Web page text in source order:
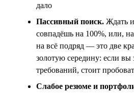
дало
Пассивный поиск. Ждать
совпадёшь на 100%, или,
на всё подряд — это две
золотую середину: если вы
требований, стоит
Слабое резюме и